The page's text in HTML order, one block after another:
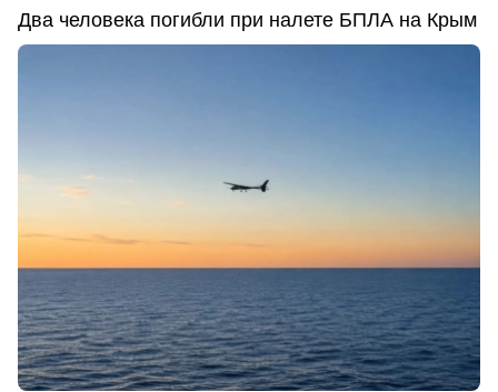
Два человека погибли при налете БПЛА на Крым